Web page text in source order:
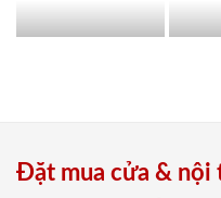
Đặt mua cửa & nội